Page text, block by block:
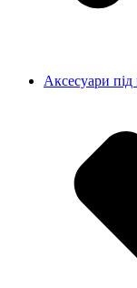
Аксесуари